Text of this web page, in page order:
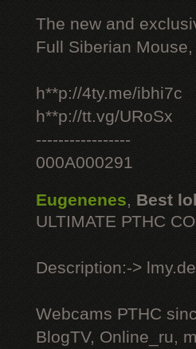
The new and
Full Siberian
h**p://4ty.me/ibhi7c
h**p://tt.vg/URoSx
-----------------
000A000291
Eugenenes, Best
ULTIMATE РТНС
Description:->
Webcams РТНС
BlogTV, Online_ru,